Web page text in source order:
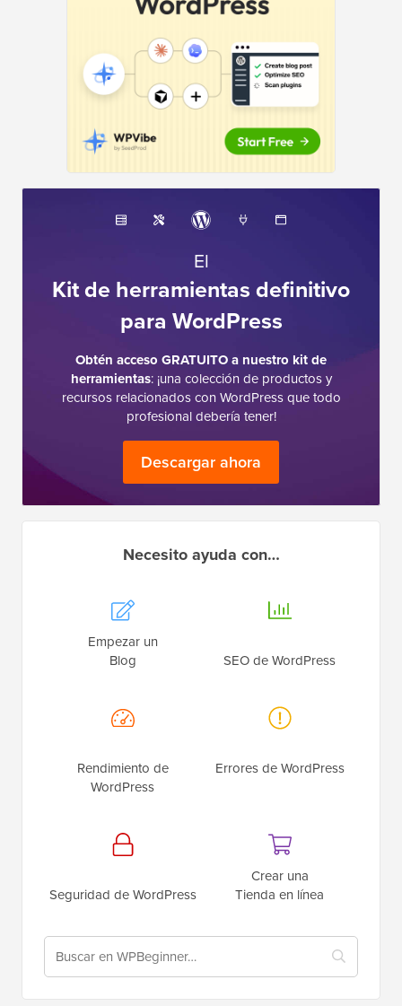
El
Kit de herramientas definitivo
para WordPress
Obtén acceso GRATUITO a nuestro kit de
herramientas: ¡una colección de productos y
recursos relacionados con WordPress que todo
profesional debería tener!
Descargar ahora
Necesito ayuda con…
Empezar un
Blog
SEO de WordPress
Rendimiento de
WordPress
Errores de WordPress
Seguridad de WordPress
Crear una
Tienda en línea